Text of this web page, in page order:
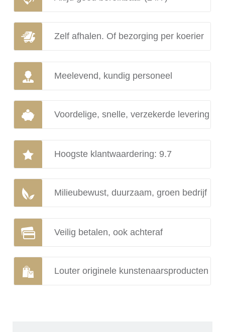
Zelf afhalen. Of bezorging per koerier
Meelevend, kundig personeel
Voordelige, snelle, verzekerde levering
Hoogste klantwaardering: 9.7
Milieubewust, duurzaam, groen bedrijf
Veilig betalen, ook achteraf
Louter originele kunstenaarsproducten